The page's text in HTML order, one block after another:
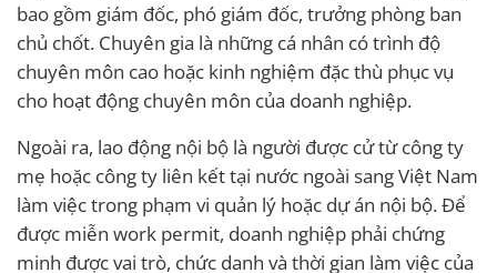
bao gồm giám đốc, phó giám đốc, trưởng phòng ban
chủ chốt. Chuyên gia là những cá nhân có trình độ
chuyên môn cao hoặc kinh nghiệm đặc thù phục vụ
cho hoạt động chuyên môn của doanh nghiệp.
Ngoài ra, lao động nội bộ là người được cử từ công ty
mẹ hoặc công ty liên kết tại nước ngoài sang Việt Nam
làm việc trong phạm vi quản lý hoặc dự án nội bộ. Để
được miễn work permit, doanh nghiệp phải chứng
minh được vai trò, chức danh và thời gian làm việc của